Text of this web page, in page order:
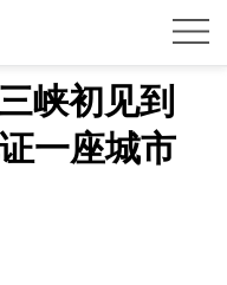
峡初见到
一座城市